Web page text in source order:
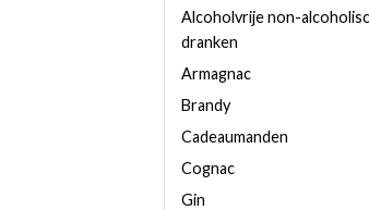
Alcoholvrije non-
dranken
Armagnac
Brandy
Cadeaumanden
Cognac
Gin